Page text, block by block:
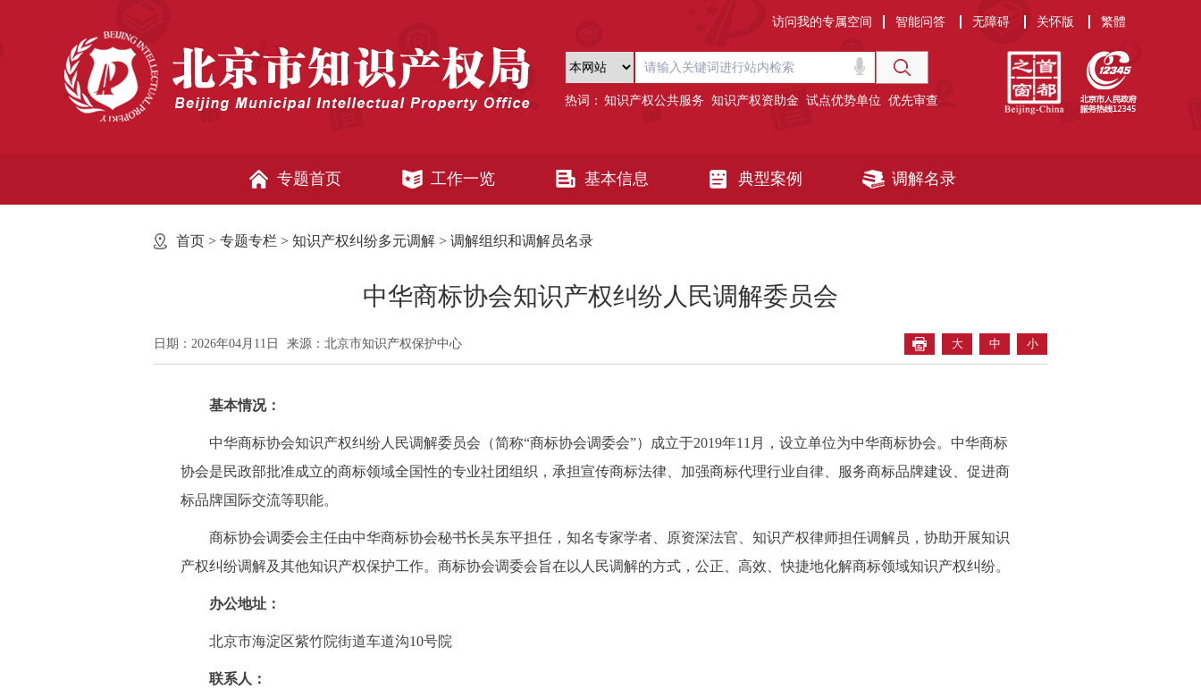
访问我的专属空间 智能问答 无障碍 关怀版 繁體
热词： 知识产权公共服务 知识产权资助金 试点优势单位 优先审查
专题首页 工作一览 基本信息 典型案例 调解名录
首页 > 专题专栏 > 知识产权纠纷多元调解 > 调解组织和调解员名录
中华商标协会知识产权纠纷人民调解委员会
日期：2026年04月11日 来源：北京市知识产权保护中心 大 中 小
基本情况：
中华商标协会知识产权纠纷人民调解委员会（简称“商标协会调委会”）成立于2019年11月，设立单位为中华商标协会。中华商标
协会是民政部批准成立的商标领域全国性的专业社团组织，承担宣传商标法律、加强商标代理行业自律、服务商标品牌建设、促进商
标品牌国际交流等职能。
商标协会调委会主任由中华商标协会秘书长吴东平担任，知名专家学者、原资深法官、知识产权律师担任调解员，协助开展知识
产权纠纷调解及其他知识产权保护工作。商标协会调委会旨在以人民调解的方式，公正、高效、快捷地化解商标领域知识产权纠纷。
办公地址：
北京市海淀区紫竹院街道车道沟10号院
联系人：